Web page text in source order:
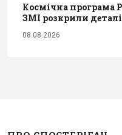
Космічна програма
ЗМІ розкрили деталі
08.08.2026